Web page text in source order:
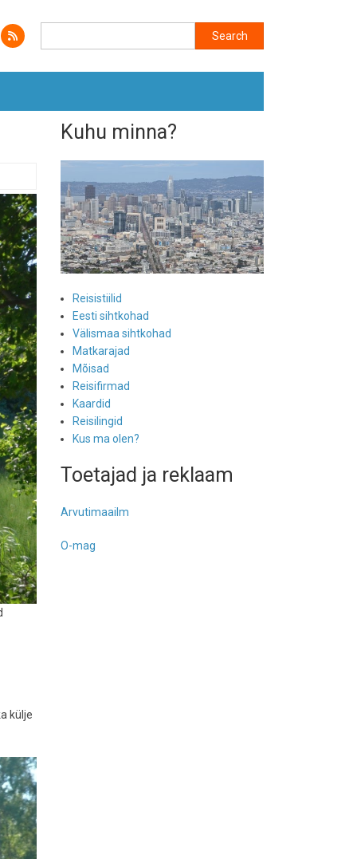
külje
Kuhu minna?
Reisistiilid
Eesti sihtkohad
Välismaa sihtkohad
Matkarajad
Mõisad
Reisifirmad
Kaardid
Reisilingid
Kus ma olen?
Toetajad ja reklaam
Arvutimaailm
O-mag